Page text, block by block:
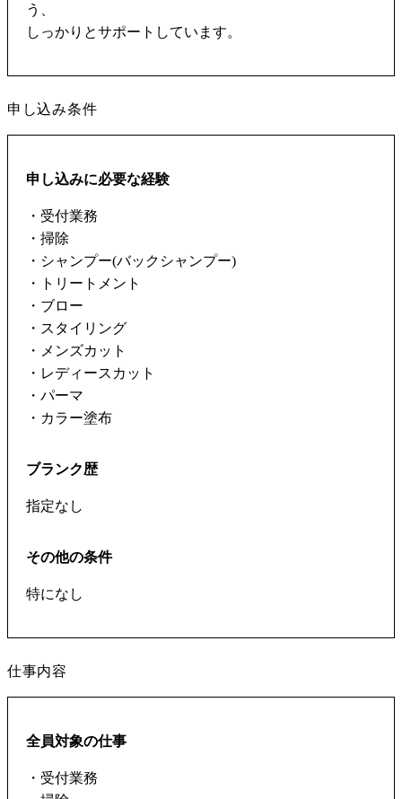
う、
しっかりとサポートしています。
申し込み条件
申し込みに必要な経験
・受付業務
・掃除
・シャンプー(バックシャンプー)
・トリートメント
・ブロー
・スタイリング
・メンズカット
・レディースカット
・パーマ
・カラー塗布
ブランク歴
指定なし
その他の条件
仕事内容
全員対象の仕事
・受付業務